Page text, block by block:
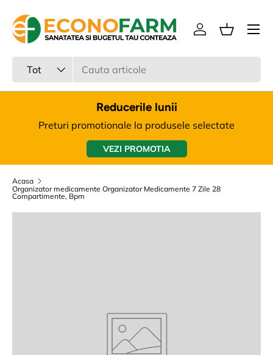
Sari la continut
Tot
Intra in cont
Cos
Meniu
Reducerile lunii
Preturi promotionale la produsele selectate
VEZI PROMOTIA
Acasa
Organizator medicamente Organizator Medicamente 7 Zile 28
Compartimente, Bpm